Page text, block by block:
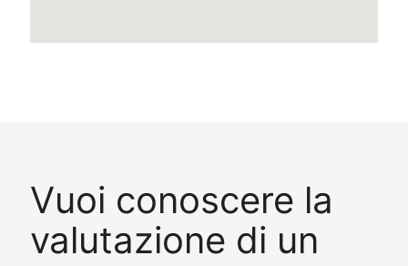
Vuoi conoscere la
valutazione di un